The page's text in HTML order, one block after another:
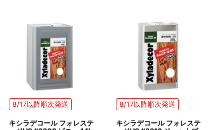
8/17以降順次発送
キシラデコール フォレステ
8/17以降順次発送
キシラデコール フォレステ